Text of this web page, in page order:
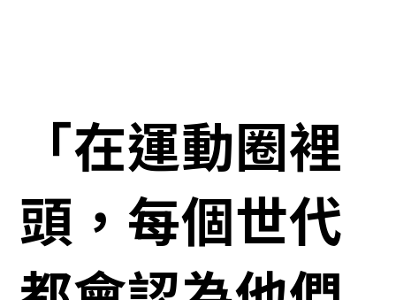
「在運動圈裡
頭，每個世代